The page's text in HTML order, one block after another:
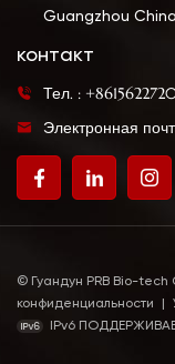
Guangzhou China
контакт
Тел. :
Электронная
© Гуандун PRB Bio-tech
конфиденциальности
IPv6